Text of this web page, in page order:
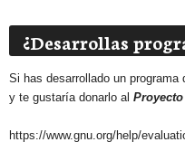
¿Desarrollas
Si has desarrollado un
y te gustaría donarlo al Proyecto
https://www.gnu.org/help/